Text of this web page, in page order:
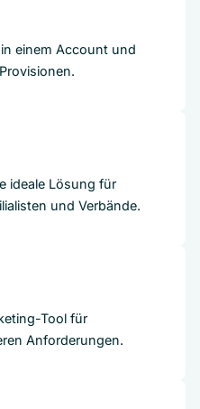
einem Account und
ideale Lösung für
und Verbände.
Tool für
Anforderungen.